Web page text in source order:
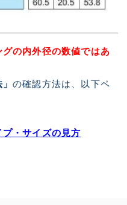
の内外径の数値ではあ
の確認方法は、以下ペ
・サイズの見方